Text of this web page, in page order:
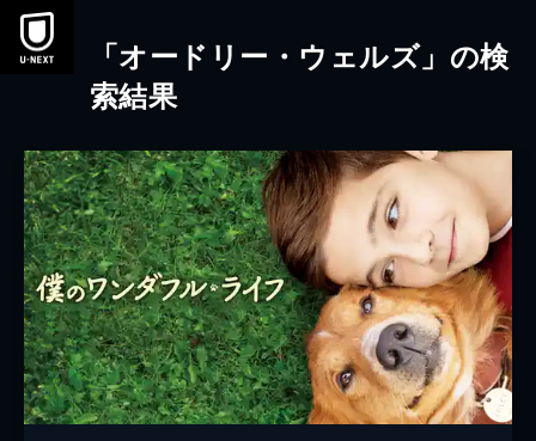
本文へスキップ
「オードリー・ウェルズ」の検
索結果